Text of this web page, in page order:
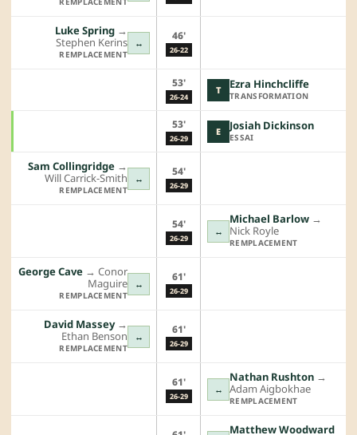
↔
Luke Spring →︎
Stephen Kerins
REMPLACEMENT
46'
26-22
53'
26-24
T Ezra Hinchcliffe
TRANSFORMATION
53'
26-29
E Josiah Dickinson
ESSAI
↔
Sam Collingridge →︎
Will Carrick-Smith
REMPLACEMENT
54'
26-29
54'
26-29
↔
Michael Barlow →︎
Nick Royle
REMPLACEMENT
↔
George Cave →︎ Conor
Maguire
REMPLACEMENT
61'
26-29
↔
David Massey→︎
Ethan Benson
REMPLACEMENT
61'
26-29
61'
26-29
↔
Nathan Rushton →︎
Adam Aigbokhae
REMPLACEMENT
Matthew Woodward